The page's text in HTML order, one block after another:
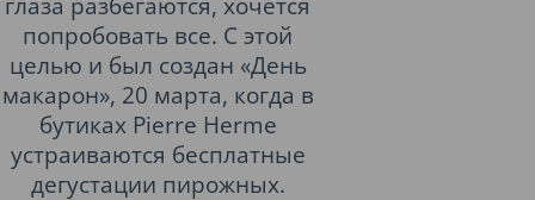
попробовать все. С этой
целью и был создан «День
макарон», 20 марта, когда в
бутиках Pierre Hermе
устраиваются бесплатные
дегустации пирожных.